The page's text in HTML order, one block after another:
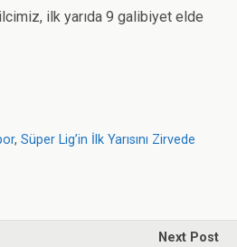
ilk yarıda 9 galibiyet elde
, Süper Lig’in İlk Yarısını Zirvede
Next Post